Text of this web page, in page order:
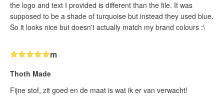
the logo and text I provided is different than the file. It was
supposed to be a shade of turquoise but instead they used blue.
So it looks nice but doesn't actually match my brand colours :\
m
Thoth Made
Fijne stof, zit goed en de maat is wat ik er van verwacht!